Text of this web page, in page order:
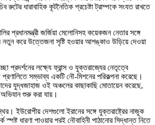
রুটের ধারাবাহিক কূটনৈতিক প্রচেষ্টা ট্রাম্পকে সংযত রাখতে
প্রধানমন্ত্রী জর্জিয়া মেলোনিসহ কয়েকজন নেতার সঙ্গে
করে উত্তেজনা সৃষ্টি হওয়ার আশঙ্কাও উড়িয়ে দেওয়া
প্রদর্শনের লক্ষ্যে ফ্রান্স ও যুক্তরাজ্যের নেতৃত্বে
সম্ভাব্য একটি নৌ-মিশনের পরিকল্পনা করেছে।
যুদ্ধজাহাজ ওই অঞ্চলের কাছাকাছি মোতায়েন করেছে,
শুরু করা যায়।
ইউরোপীয় দেশগুলো ইরানের সঙ্গে যুক্তরাষ্ট্রের নাজুক
ধারণা পাওয়ার পরই নৌবাহিনী পাঠানোর সিদ্ধান্ত নিতে